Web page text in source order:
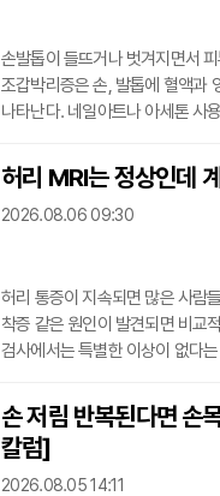
손발톱이 들뜨거나 벗겨지면서
조갑박리증은 손, 발톱에 혈액과
나타난다. 네일아트나 아세톤 사
잘라내는 방법으로 증상 관리가
것이 필요하다. 한의학에서는 환
급 개선
허리 MRI는 정상인데
2026.08.06 09:30
허리 통증이 지속되면 많은 사람
착증 같은 원인이 발견되면 비교
검사에서는 특별한 이상이 없다
지만 모든 허리 통증의 원인을
경우가 있으며, 근육과 인대, 관
원인
손 저림 반복된다면 손
칼럼]
2026.08.05 14:11